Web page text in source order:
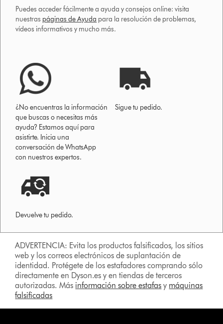
Puedes acceder fácilmente a ayuda y consejos online: visita
nuestras páginas de Ayuda para la resolución de problemas,
vídeos informativos y mucho más.
¿No encuentras la información
que buscas o necesitas más
ayuda? Estamos aquí para
asistirte. Inicia una
conversación de WhatsApp
con nuestros expertos.
Sigue tu pedido.
Devuelve tu pedido.
ADVERTENCIA: Evita los productos falsificados, los sitios
web y los correos electrónicos de suplantación de
identidad. Protégete de los estafadores comprando sólo
directamente en Dyson.es y en tiendas de terceros
autorizadas. Más información sobre estafas y máquinas
falsificadas